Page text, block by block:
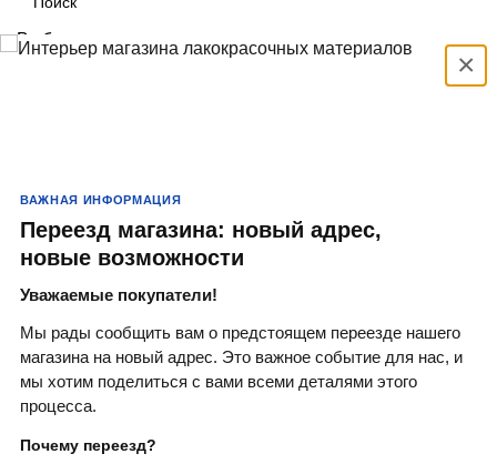
Выбрать
Валики
Краситель
Антисептики
×
ВАЖНАЯ ИНФОРМАЦИЯ
Переезд магазина: новый адрес,
новые возможности
Уважаемые покупатели!
Мы рады сообщить вам о предстоящем переезде нашего
магазина на новый адрес. Это важное событие для нас, и
мы хотим поделиться с вами всеми деталями этого
процесса.
Почему переезд?